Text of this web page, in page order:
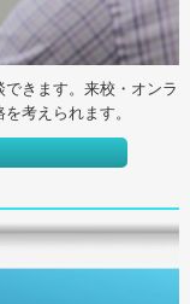
きます。来校・オンラ
考えられます。